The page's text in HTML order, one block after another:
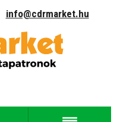
info@cdrmarket.hu